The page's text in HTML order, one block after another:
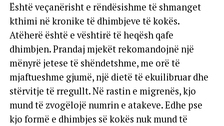
Është veçanërisht e rëndësishme të shmanget
kthimi në kronike të dhimbjeve të kokës.
Atëherë është e vështirë të heqësh qafe
dhimbjen. Prandaj mjekët rekomandojnë një
mënyrë jetese të shëndetshme, me orë të
mjaftueshme gjumë, një dietë të ekuilibruar dhe
stërvitje të rregullt. Në rastin e migrenës, kjo
mund të zvogëlojë numrin e atakeve. Edhe pse
kjo formë e dhimbjes së kokës nuk mund të